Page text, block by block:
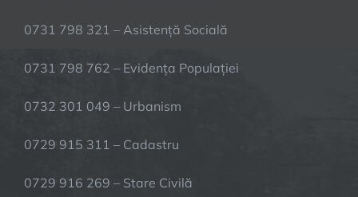
0731 798 321 – Asistență Socială
0731 798 762 – Evidența Populației
0732 301 049 – Urbanism
0729 915 311 – Cadastru
0729 916 269 – Stare Civilă